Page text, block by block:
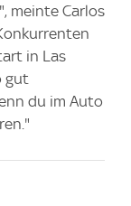
meinte Carlos
in Las
gut
du im Auto